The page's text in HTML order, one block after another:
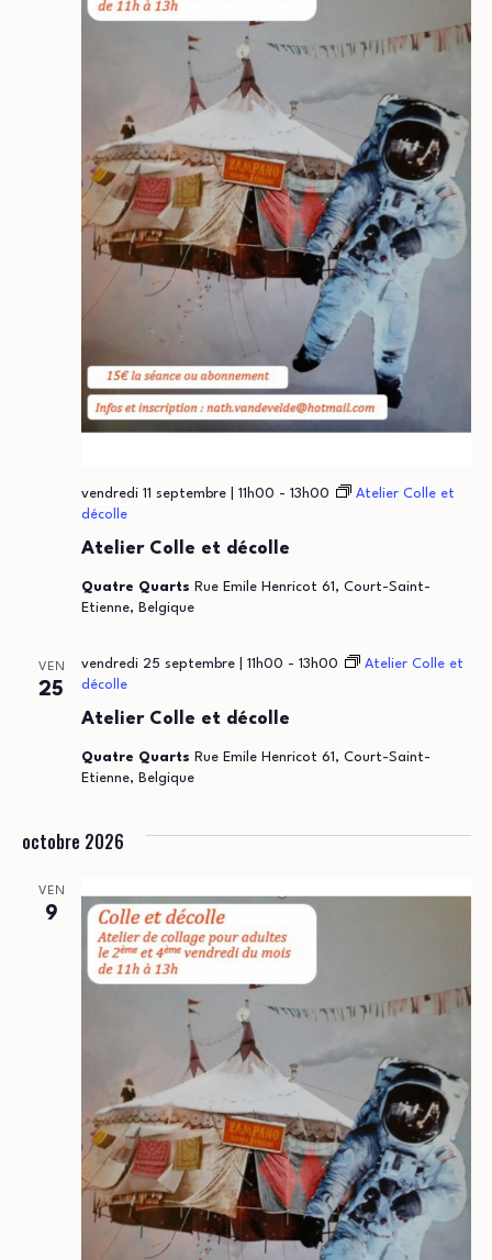
Atelier Colle et décolle
vendredi 11 septembre | 11h00 - 13h00
Atelier Colle et
décolle
Quatre Quarts Rue Emile Henricot 61, Court-Saint-
Etienne, Belgique
VEN
25
Atelier Colle et décolle
vendredi 25 septembre | 11h00 - 13h00
Atelier Colle et
décolle
Quatre Quarts Rue Emile Henricot 61, Court-Saint-
Etienne, Belgique
octobre 2026
VEN
9